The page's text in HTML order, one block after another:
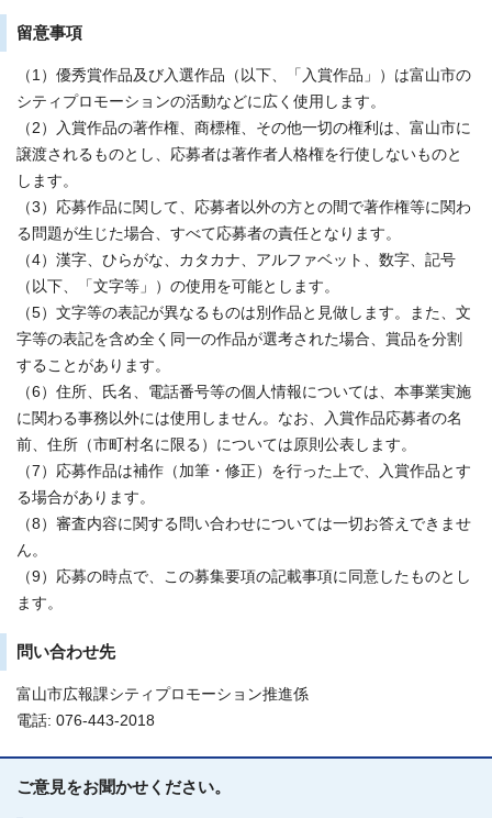
留意事項
（1）優秀賞作品及び入選作品（以下、「入賞作品」）は富山市の
シティプロモーションの活動などに広く使用します。
（2）入賞作品の著作権、商標権、その他一切の権利は、富山市に
譲渡されるものとし、応募者は著作者人格権を行使しないものと
します。
（3）応募作品に関して、応募者以外の方との間で著作権等に関わ
る問題が生じた場合、すべて応募者の責任となります。
（4）漢字、ひらがな、カタカナ、アルファベット、数字、記号
（以下、「文字等」）の使用を可能とします。
（5）文字等の表記が異なるものは別作品と見做します。また、文
字等の表記を含め全く同一の作品が選考された場合、賞品を分割
することがあります。
（6）住所、氏名、電話番号等の個人情報については、本事業実施
に関わる事務以外には使用しません。なお、入賞作品応募者の名
前、住所（市町村名に限る）については原則公表します。
（7）応募作品は補作（加筆・修正）を行った上で、入賞作品とす
る場合があります。
（8）審査内容に関する問い合わせについては一切お答えできませ
ん。
（9）応募の時点で、この募集要項の記載事項に同意したものとし
ます。
問い合わせ先
富山市広報課シティプロモーション推進係
電話: 076-443-2018
ご意見をお聞かせください。